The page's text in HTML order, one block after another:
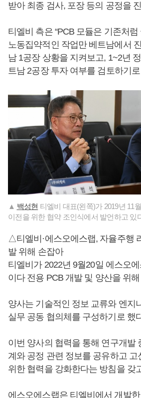
받아 최종 검사, 포장 등의 공정을
티엘비 측은 “PCB 모듈은 기존처
노동집약적인 작업만 베트남에서
남 1공장 상황을 지켜보고, 1~2년
트남 2공장 투자 여부를 검토하기
▲ 백성현 티엘비 대표(왼쪽)가 2019년 11
이전을 위한 협약 조인식에서 발언하고 있
△티엘비·에스오에스랩, 자율주행
발 위해 손잡아
티엘비가 2022년 9월20일 에스오
이다 전용 PCB 개발 및 양산을 위
양사는 기술적인 정보 교류와 엔지
실무 공동 협의체를 구성하기로 했
이번 양사의 협력을 통해 연구개발
계와 공정 관련 정보를 공유하고 고
위한 협력을 강화한다는 방침을 갖
에스오에스랩은 티엘비에서 개발